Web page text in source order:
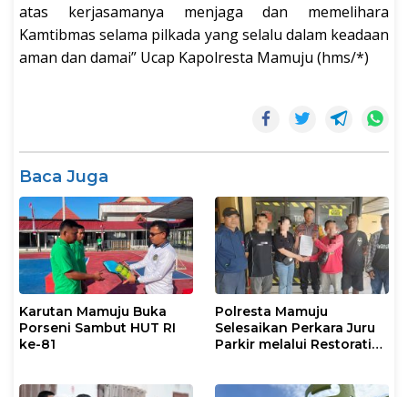
atas kerjasamanya menjaga dan memelihara
Kamtibmas selama pilkada yang selalu dalam keadaan
aman dan damai” Ucap Kapolresta Mamuju (hms/*)
Baca Juga
Karutan Mamuju Buka
Porseni Sambut HUT RI
ke-81
Polresta Mamuju
Selesaikan Perkara Juru
Parkir melalui Restorative